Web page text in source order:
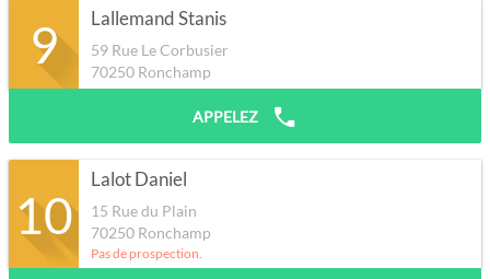
9 Lallemand Stanis
59 Rue Le Corbusier
70250 Ronchamp
APPELEZ
10
Lalot Daniel
15 Rue du Plain
70250 Ronchamp
Pas de prospection.